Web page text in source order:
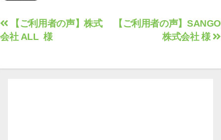
投
稿
ビ
【ご利用者の声】SANGO
株式会社 様
【ご利用者の声】株式
会社 ALL 様